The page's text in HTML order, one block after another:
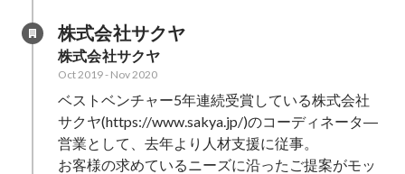
株式会社サクヤ
株式会社サクヤ
Oct 2019- Nov 2020
ベストベンチャー5年連続受賞している株式会社
サクヤ(https://www.sakya.jp/)のコーディネータ―
営業として、去年より人材支援に従事。
お客様の求めているニーズに沿ったご提案がモッ